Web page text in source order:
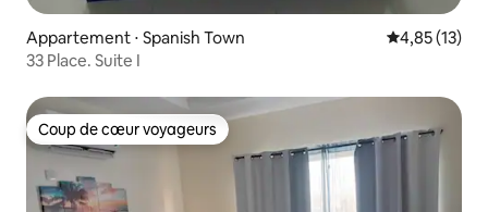
Appartement ⋅ Spanish Town Évaluation
4,85 (13)
33 Place. Suite I
Coup de cœur voyageurs
Coup de cœur voyageurs